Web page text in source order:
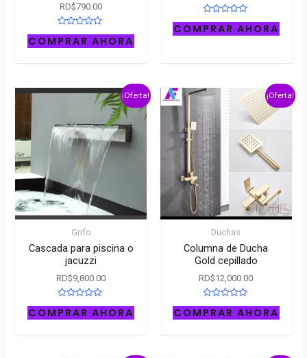
RD$790.00
Rated
0
out
COMPRAR AHORA
Rated
0
out
COMPRAR AHORA
¡Oferta!
Grifo
Cascada para piscina o
jacuzzi
RD$9,800.00
Rated
0
out
COMPRAR AHORA
¡Oferta!
Duchas
Columna de Ducha
Gold cepillado
RD$12,000.00
Rated
0
out
COMPRAR AHORA